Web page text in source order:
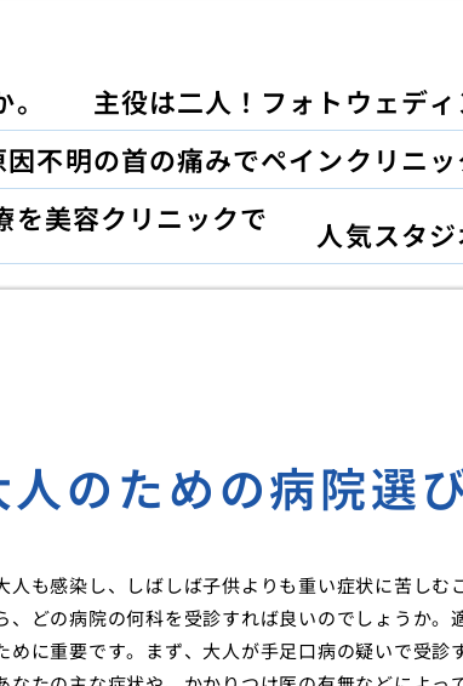
主役は二人！フォトウェデ
因不明の首の痛みでペインクリニッ
を美容クリニックで
人気スタ
のための病院選
も感染し、しばしば子供よりも重い症状に苦しむ
どの病院の何科を受診すれば良いのでしょうか。
に重要です。まず、大人が手足口病の疑いで受診